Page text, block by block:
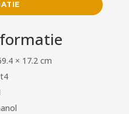
× 17.2 cm